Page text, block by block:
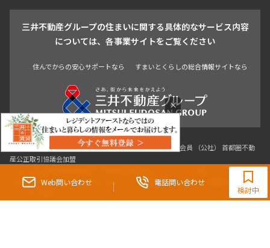
Web問い合わせ 電話問い合わせ
0120-321-364
9:30~18:00（水曜定休）
検討中
青山 渋谷 東京・大手町 新宿 品川
目黒・中目黒
三井不動産グループの住まいに関する具体的なサービス内容
については、各事業サイトをご覧ください
住んでからの安心サポートなら
すまいとくらしの総合情報サイトなら
東京都知事（3）第96482号 （一社） 不動産流通経営協会会員 （公社） 首都圏不動
×